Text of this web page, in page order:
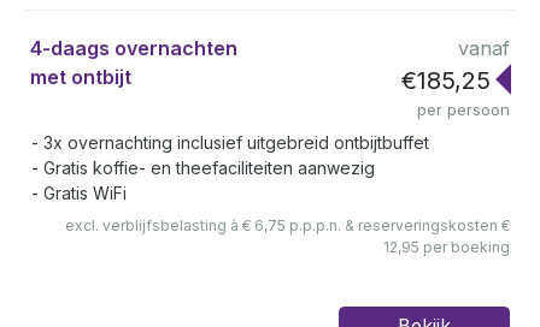
4-daags overnachten
met ontbijt
vanaf
€185,25
per persoon
3x overnachting inclusief uitgebreid ontbijtbuffet
Gratis koffie- en theefaciliteiten aanwezig
Gratis WiFi
excl. verblijfsbelasting à € 6,75 p.p.p.n. & reserveringskosten €
12,95 per boeking